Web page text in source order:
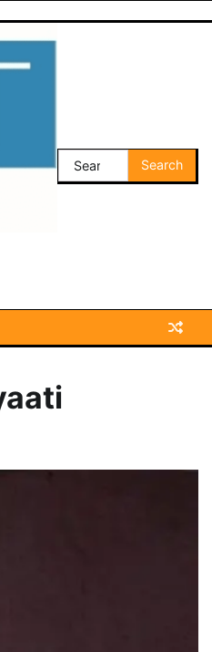
Search
for: